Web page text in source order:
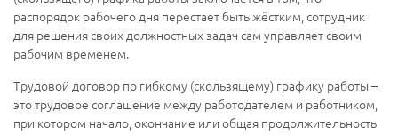
распорядок рабочего дня перестает быть жёстким, сотрудник
для решения своих должностных задач сам управляет своим
рабочим временем.
Трудовой договор по гибкому (скользящему) графику работы –
это трудовое соглашение между работодателем и работником,
при котором начало, окончание или общая продолжительность